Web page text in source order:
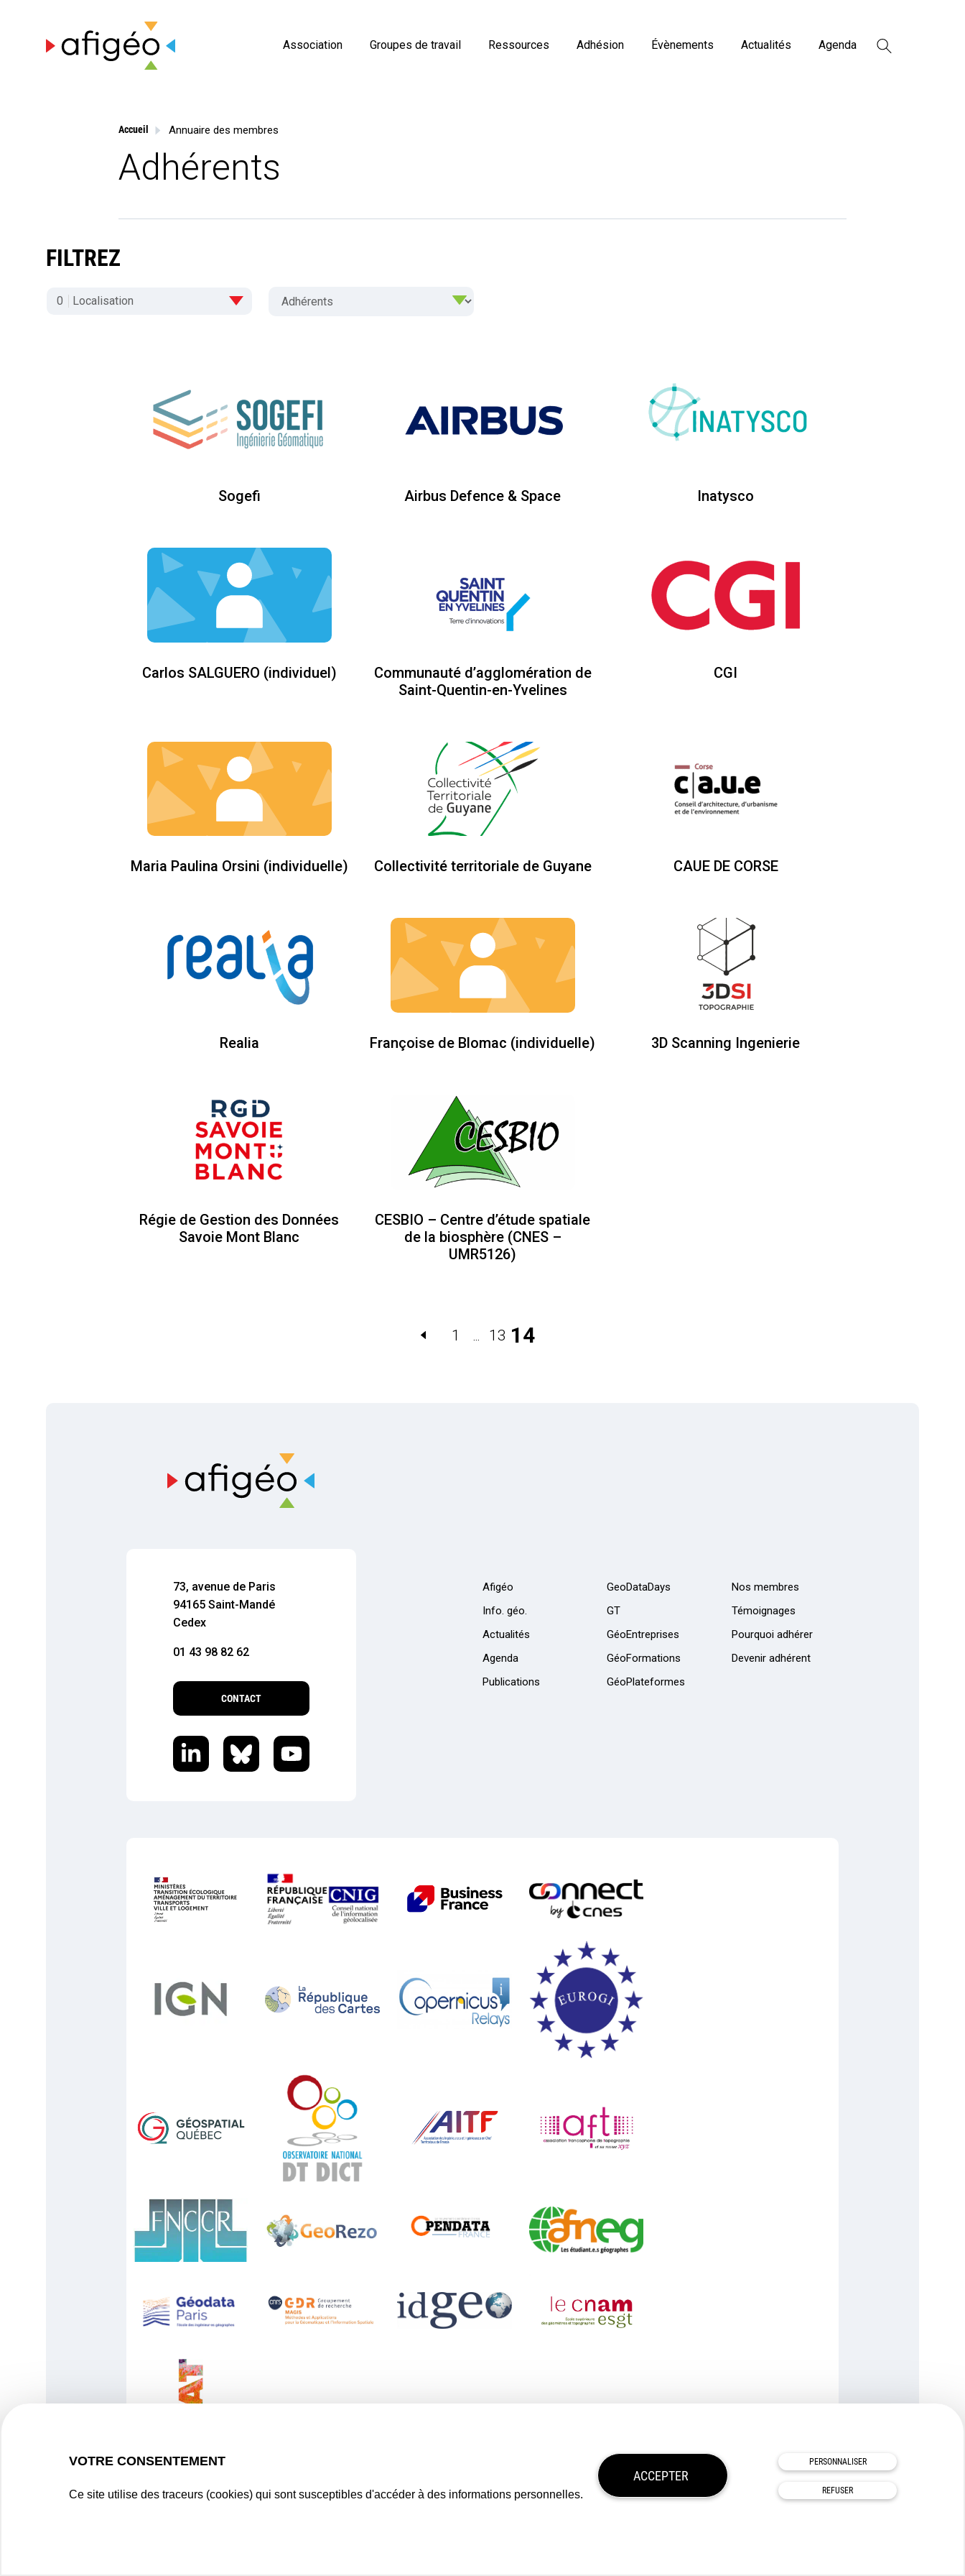
Association Groupes de travail Ressources Adhésion Évènements Actualités Agenda
Accueil Annuaire des membres
Adhérents
FILTREZ
0 Localisation
Sogefi Airbus Defence & Space Inatysco
Carlos SALGUERO (individuel)
Communauté d’agglomération de
Saint-Quentin-en-Yvelines
CGI
Maria Paulina Orsini (individuelle) Collectivité territoriale de Guyane CAUE DE CORSE
Realia Françoise de Blomac (individuelle) 3D Scanning Ingenierie
Régie de Gestion des Données
Savoie Mont Blanc
CESBIO – Centre d’étude spatiale
de la biosphère (CNES –
UMR5126)
1 … 13 14
73, avenue de Paris
94165 Saint-Mandé
Cedex
01 43 98 82 62
CONTACT
Afigéo
Info. géo.
Actualités
Agenda
Publications
GeoDataDays
GT
GéoEntreprises
GéoFormations
GéoPlateformes
Nos membres
Témoignages
Pourquoi adhérer
Devenir adhérent
TOUS NOS PARTENAIRES
VOTRE CONSENTEMENT
Ce site utilise des traceurs (cookies) qui sont susceptibles d'accéder à des informations personnelles.
ACCEPTER
PERSONNALISER
REFUSER